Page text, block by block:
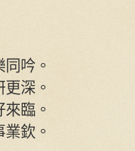
吟。
深。
臨。
欽。